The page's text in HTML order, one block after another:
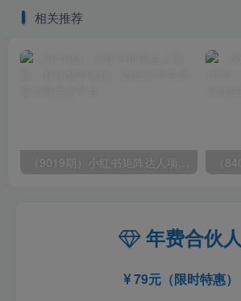
相关推荐
年费合伙人
79元（限时特惠）